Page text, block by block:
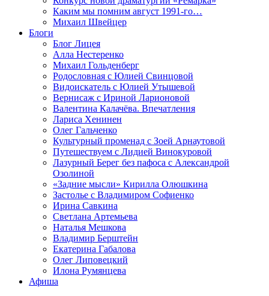
Каким мы помним август 1991-го…
Михаил Швейцер
Блоги
Блог Лицея
Алла Нестеренко
Михаил Гольденберг
Родословная с Юлией Свинцовой
Видоискатель с Юлией Утышевой
Вернисаж с Ириной Ларионовой
Валентина Калачёва. Впечатления
Лариса Хенинен
Олег Гальченко
Культурный променад с Зоей Арнаутовой
Путешествуем с Лидией Винокуровой
Лазурный Берег без пафоса с Александрой
Озолиной
«Задние мысли» Кирилла Олюшкина
Застолье с Владимиром Софиенко
Ирина Савкина
Светлана Артемьева
Наталья Мешкова
Владимир Берштейн
Екатерина Габалова
Олег Липовецкий
Илона Румянцева
Афиша